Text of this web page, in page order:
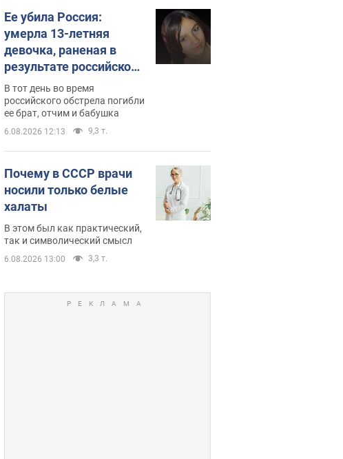
Ее убила Россия:
умерла 13-летняя
девочка, раненая в
результате российской
атаки на Сумскую
область. Фото
В тот день во время
российского обстрела погибли
ее брат, отчим и бабушка
6.08.2026 12:13 9,3 т.
Почему в СССР врачи
носили только белые
халаты
В этом был как практический,
так и символический смысл
6.08.2026 13:00 3,3 т.